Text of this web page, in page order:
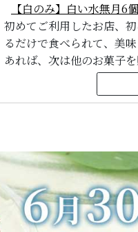
【白のみ】白い水無月6
初めてご利用したお店、
るだけで食べられて、美
あれば、次は他のお菓子